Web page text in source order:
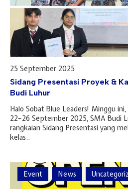
25 September 2025
Sidang Presentasi Proyek &
Budi Luhur
Halo Sobat Blue Leaders! Minggu
22–26 September 2025, SMA Budi
rangkaian Sidang Presentasi yang
kelas..
Event News